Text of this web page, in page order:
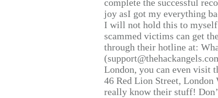
complete the successful
joy asI got my everything
I will not hold this to
scammed victims can get
through their hotline at:
London, you can even visit
46 Red Lion Street, London
really know their stuff!